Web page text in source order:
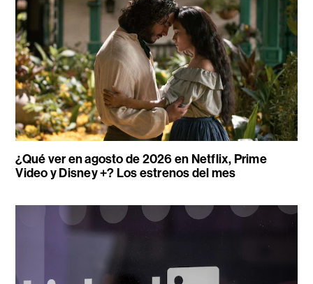
¿Qué ver en agosto de 2026 en Netflix, Prime
Video y Disney +? Los estrenos del mes